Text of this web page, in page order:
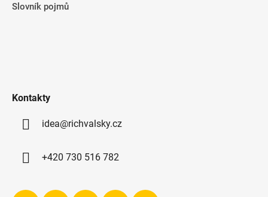
Slovník pojmů
Kontakty
idea@richvalsky.cz
+420 730 516 782